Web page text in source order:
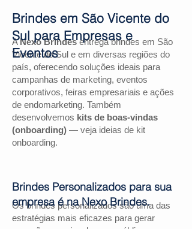
ANexo Brindesentrega brindes em São
Vicente do Sul e em diversas regiões do
país, oferecendo soluções ideais para
campanhas de marketing, eventos
corporativos, feiras empresariais e ações
de endomarketing. Também
desenvolvemos kits de boas-vindas
(onboarding) — veja ideias de kit
onboarding.
Os brindes personalizados são uma das
estratégias mais eficazes para gerar
Brindes em São Vicente do
Sul para Empresas e
Eventos
Brindes Personalizados para sua
empresa é na Nexo Brindes.